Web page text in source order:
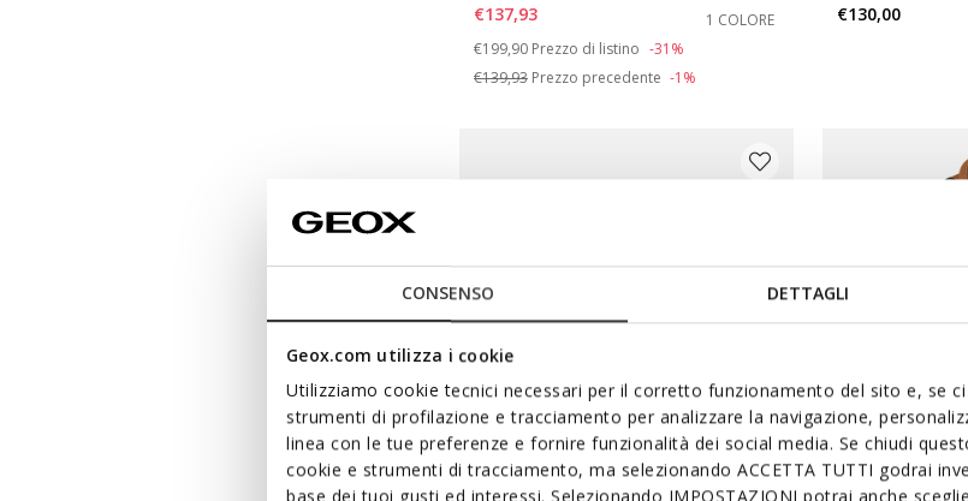
CONSENSO DETTAGLI
Geox.com utilizza i cookie
Utilizziamo cookie tecnici necessari per il corretto funzionamento del sito e, se
strumenti di profilazione e tracciamento per analizzare la navigazione,
linea con le tue preferenze e fornire funzionalità dei social media. Se chiudi
cookie e strumenti di tracciamento, ma selezionando ACCETTA TUTTI godrai
base dei tuoi gusti ed interessi. Selezionando IMPOSTAZIONI potrai anche
€137,93
1 COLORE
Price reduced from
€199,90 to
Prezzo di listino -31%
€139,93 Prezzo precedente -1%
€130,00